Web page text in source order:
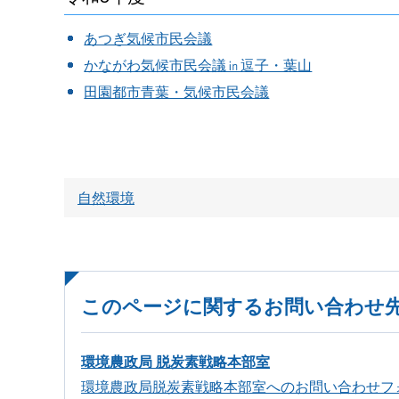
あつぎ気候市民会議
かながわ気候市民会議㏌逗子・葉山
田園都市青葉・気候市民会議
自然環境
このページに関するお問い合わせ
環境農政局 脱炭素戦略本部室
環境農政局脱炭素戦略本部室へのお問い合わせフ